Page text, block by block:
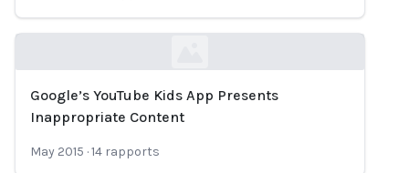
Loading...
Google’s YouTube Kids App Presents
Inappropriate Content
May 2015 ·14 rapports